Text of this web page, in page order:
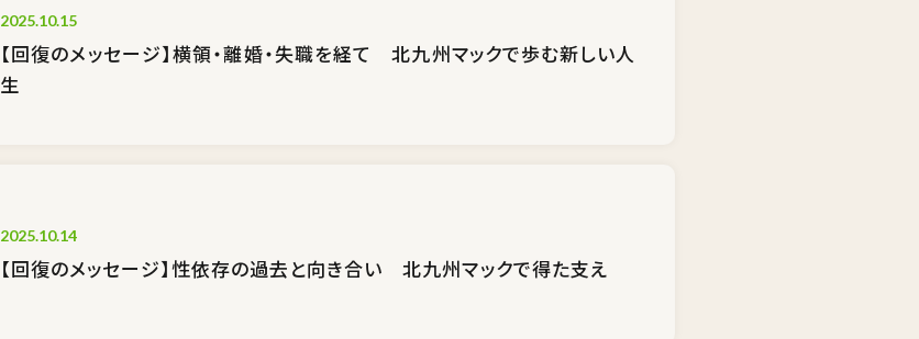
2025.10.15
【回復のメッセージ】横領・離婚・失職を経て 北九州マックで歩む新しい人
生
2025.10.14
【回復のメッセージ】性依存の過去と向き合い 北九州マックで得た支え